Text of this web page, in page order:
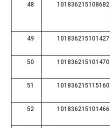
48
101836215108682
49 101836215101427
50
101836215101470
51
101836215115160
52
101836215101466